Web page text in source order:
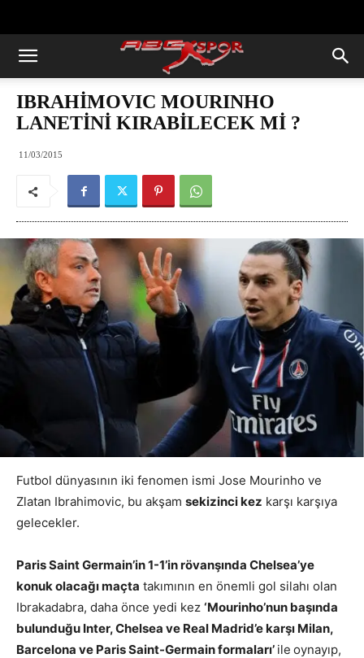
IBRAHİMOVIC MOURINHO
LANETİNİ KIRABİLECEK Mİ ?
11/03/2015
Futbol dünyasının iki fenomen ismi Jose Mourinho ve
Zlatan Ibrahimovic, bu akşam sekizinci kez karşı karşıya
gelecekler.
Paris Saint Germain’in 1-1’in rövanşında Chelsea’ye
konuk olacağı maçta takımının en önemli gol silahı olan
Ibrakadabra, daha önce yedi kez ‘Mourinho’nun başında
bulunduğu Inter, Chelsea ve Real Madrid’e karşı Milan,
Barcelona ve Paris Saint-Germain formaları’ ile oynayıp,